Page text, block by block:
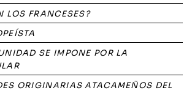
LOS FRANCESES?
SE IMPONE POR LA
ORIGINARIAS ATACAMEÑOS DEL